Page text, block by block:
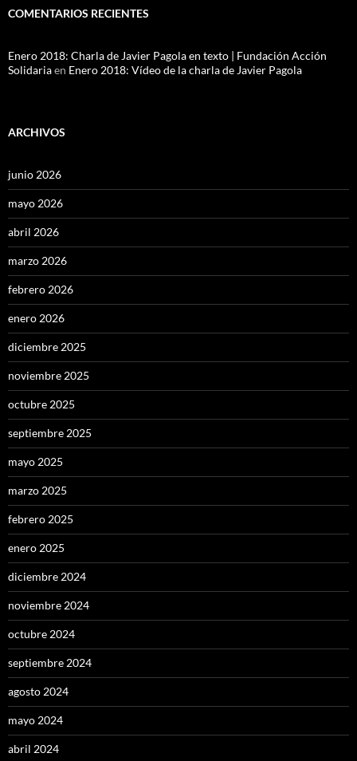
COMENTARIOS RECIENTES
Enero 2018: Charla de Javier Pagola en texto | Fundación Acción
Solidariaen Enero 2018: Vídeo de la charla de Javier Pagola
ARCHIVOS
junio 2026
mayo 2026
abril 2026
marzo 2026
febrero 2026
enero 2026
diciembre 2025
noviembre 2025
octubre 2025
septiembre 2025
mayo 2025
marzo 2025
febrero 2025
enero 2025
diciembre 2024
noviembre 2024
octubre 2024
septiembre 2024
agosto 2024
mayo 2024
abril 2024